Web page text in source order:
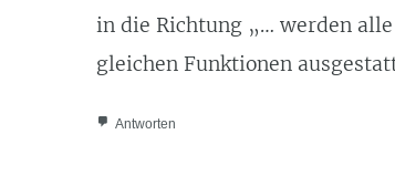
in die Richtung „… werden
gleichen Funktionen
Antworten